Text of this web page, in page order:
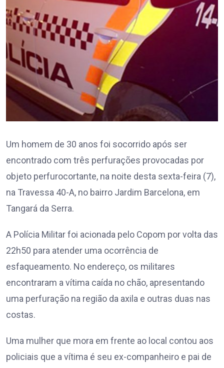
Um homem de 30 anos foi socorrido após ser
encontrado com três perfurações provocadas por
objeto perfurocortante, na noite desta sexta-feira (7),
na Travessa 40-A, no bairro Jardim Barcelona, em
Tangará da Serra.
A Polícia Militar foi acionada pelo Copom por volta das
22h50 para atender uma ocorrência de
esfaqueamento. No endereço, os militares
encontraram a vítima caída no chão, apresentando
uma perfuração na região da axila e outras duas nas
costas.
Uma mulher que mora em frente ao local contou aos
policiais que a vítima é seu ex-companheiro e pai de